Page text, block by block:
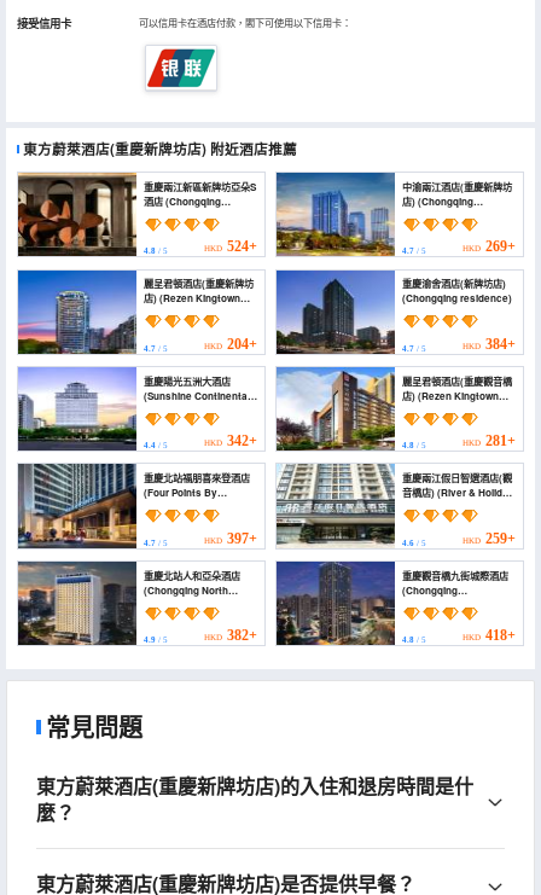
接受信用卡 可以信用卡在酒店付款，閣下可使用以下信用卡：
東方蔚萊酒店(重慶新牌坊店) 附近酒店推薦
重慶兩江新區新牌坊亞朵S
酒店 (Chongqing
Liangjiang New Area
Xinpaifang Atour S
Hotel)
4.8 / 5 HKD 524+
中渝兩江酒店(重慶新牌坊
店) (Chongqing
Zhongyu Liangjiang
Hotel (Chongqing
Xinpaifang Fortune
Center Branch))
4.7/ 5 HKD 269+
麗呈君頓酒店(重慶新牌坊
店) (Rezen Kingtown
Hotel (Chongqing
Xinpaifang))
4.7 / 5 HKD 204+
重慶渝舍酒店(新牌坊店)
(Chongqing residence)
4.7/ 5 HKD 384+
重慶陽光五洲大酒店
(Sunshine Continental
Grand Hotel)
4.4 / 5 HKD 342+
麗呈君頓酒店(重慶觀音橋
店) (Rezen Kingtown
Hotel (Chongqing
Guanyinqiao))
4.8/ 5 HKD 281+
重慶北站福朋喜來登酒店
(Four Points By
Sheraton Chongqing
North Railway Station)
4.7 / 5 HKD 397+
重慶兩江假日智選酒店(觀
音橋店) (River & Holiday
Smart Hotel)
4.6/ 5 HKD 259+
重慶北站人和亞朵酒店
(Chongqing North
Railway Station Renhe
Atour Hotel)
4.9 / 5 HKD 382+
重慶觀音橋九街城際酒店
(Chongqing
Guanyinqiao 9 Street
Intercity Hotel)
4.8/ 5 HKD 418+
常見問題
東方蔚萊酒店(重慶新牌坊店)的入住和退房時間是什
麼？
東方蔚萊酒店(重慶新牌坊店)是否提供早餐？